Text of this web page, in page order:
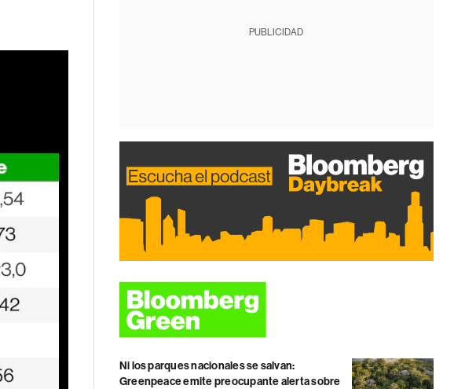
PUBLICIDAD
Ni los parques nacionales se salvan:
Greenpeace emite preocupante alerta sobre